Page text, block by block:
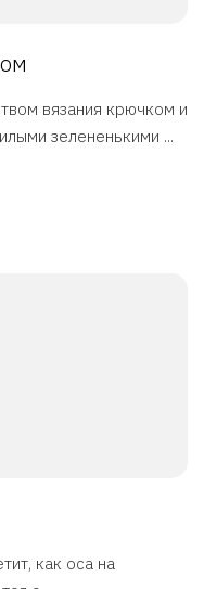
вязания крючком и
зелененькими ...
как оса на